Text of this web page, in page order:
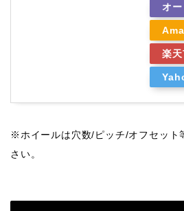
オ
楽
※ホイールは穴数/ピッチ/オフセット
さい。